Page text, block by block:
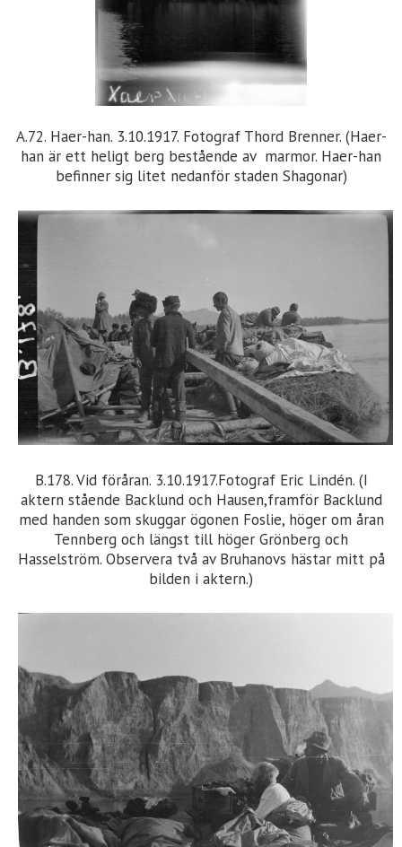
A.72. Haer-han. 3.10.1917. Fotograf Thord Brenner. (Haer-
han är ett heligt berg bestående av marmor. Haer-han
befinner sig litet nedanför staden Shagonar)
B.178. Vid föråran. 3.10.1917.Fotograf Eric Lindén. (I
aktern stående Backlund och Hausen,framför Backlund
med handen som skuggar ögonen Foslie, höger om åran
Tennberg och längst till höger Grönberg och
Hasselström. Observera två av Bruhanovs hästar mitt på
bilden i aktern.)